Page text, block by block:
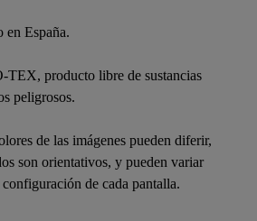
en España.
producto libre de sustancias
peligrosos.
de las imágenes pueden diferir,
son orientativos, y pueden variar
de cada pantalla.